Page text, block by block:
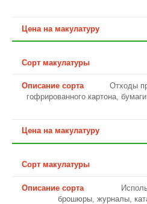
Отходы
гофрированного картона,
брошюры, журналы,